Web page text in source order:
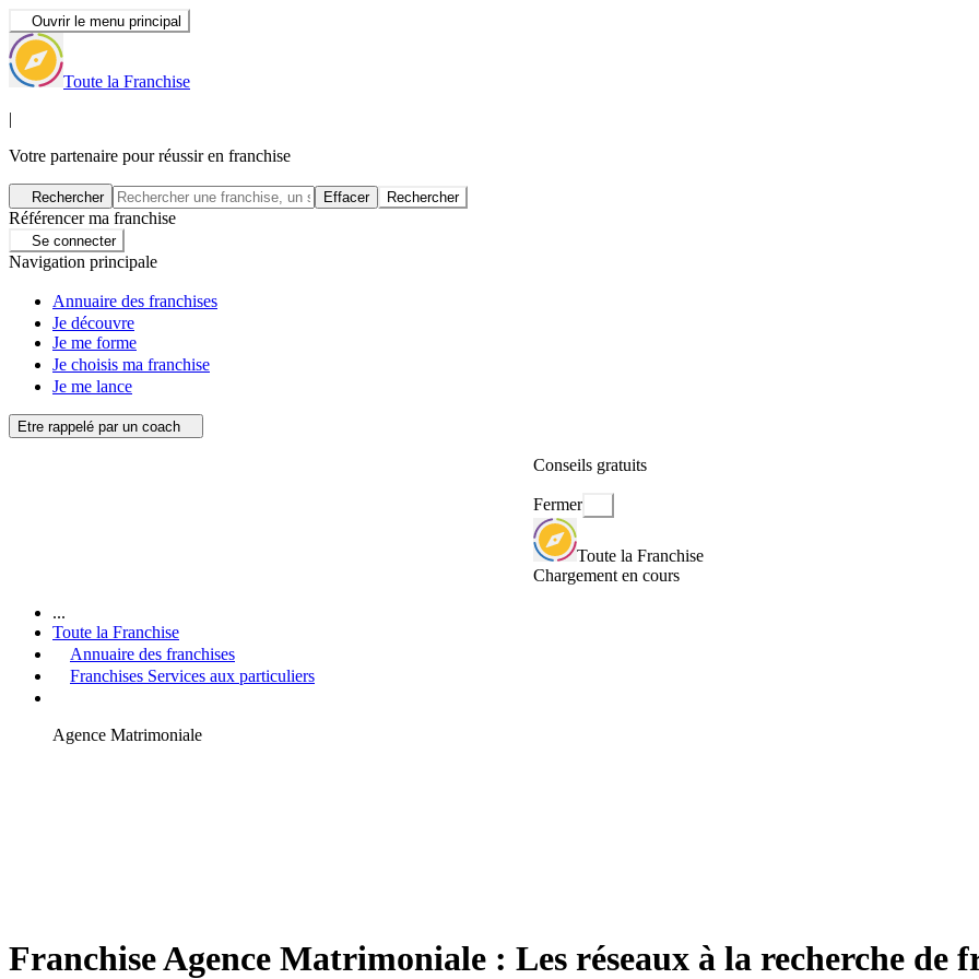
Ouvrir le menu principal
Toute la Franchise
|
Votre partenaire pour réussir en franchise
Rechercher Effacer Rechercher
Référencer ma franchise
Se connecter
Navigation principale
Annuaire des franchises
Je découvre
Je me forme
Je choisis ma franchise
Je me lance
Etre rappelé par un coach
Conseils gratuits
Fermer
Toute la Franchise
Chargement en cours
...
Toute la Franchise
Annuaire des franchises
Franchises Services aux particuliers
Agence Matrimoniale
Franchise Agence Matrimoniale : Les réseaux à la recherche de